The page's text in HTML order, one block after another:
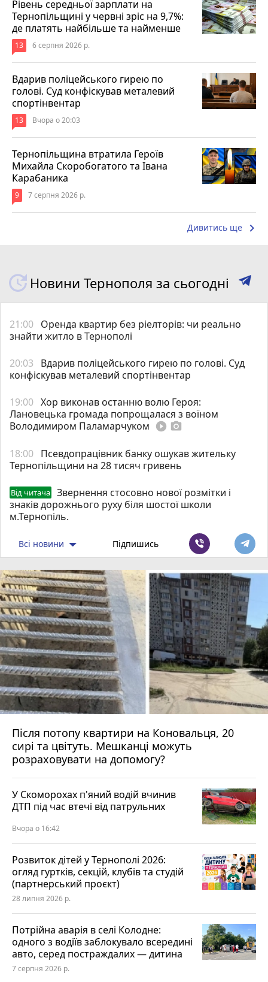
Рівень середньої зарплати на
Тернопільщині у червні зріс на 9,7%:
де платять найбільше та найменше
13 6 серпня 2026 р.
Вдарив поліцейського гирею по
голові. Суд конфіскував металевий
спортінвентар
13 Вчора о 20:03
Тернопільщина втратила Героїв
Михайла Скоробогатого та Івана
Карабаника
9 7 серпня 2026 р.
Дивитись ще keyboard_arrow_right
Новини Тернополя за сьогодні
21:00 Оренда квартир без ріелторів: чи реально
знайти житло в Тернополі
20:03
Вдарив поліцейського гирею по голові. Суд
конфіскував металевий спортінвентар
19:00 Хор виконав останню волю Героя:
Лановецька громада попрощалася з воїном
Володимиром Паламарчуком play_circle_filled photo_camera
18:00 Псевдопрацівник банку ошукав жительку
Тернопільщини на 28 тисяч гривень
Від читача
Звернення стосовно нової розмітки і
знаків дорожнього руху біля шостої школи
м.Тернопіль.
Всі новини Підпишись
Після потопу квартири на Коновальця, 20
сирі та цвітуть. Мешканці можуть
розраховувати на допомогу?
У Скоморохах п'яний водій вчинив
ДТП під час втечі від патрульних
Вчора о 16:42
Розвиток дітей у Тернополі 2026:
огляд гуртків, секцій, клубів та студій
(партнерський проєкт)
28 липня 2026 р.
Потрійна аварія в селі Колодне:
одного з водіїв заблокувало всередині
авто, серед постраждалих — дитина
7 серпня 2026 р.